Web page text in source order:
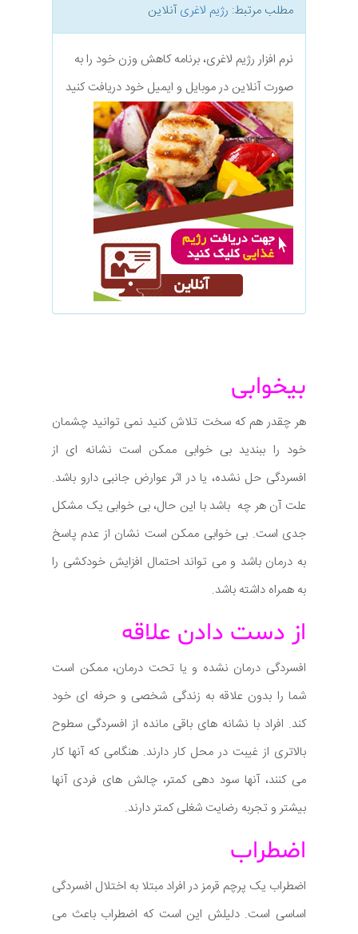
مطلب مرتبط: رژیم لاغریآنلاین
نرم افزار رژیم لاغری، برنامه کاهش وزن خود را به
صورت آنلاین در موبایل و ایمیل خود دریافت کنید
بیخوابی
هر چقدر هم که سخت تلاش کنید نمی توانید چشمان
خود را ببندید بی خوابی ممکن است نشانه ای از
افسردگی حل نشده، یا در اثر عوارض جانبی دارو باشد.
علت آن هر چه باشد با این حال، بی خوابی یک مشکل
جدی است. بی خوابی ممکن است نشان از عدم پاسخ
به درمان باشد و می تواند احتمال افزایش خودکشی را
به همراه داشته باشد.
از دست دادن علاقه
افسردگی درمان نشده و یا تحت درمان، ممکن است
شما را بدون علاقه به زندگی شخصی و حرفه ای خود
کند. افراد با نشانه های باقی مانده از افسردگی سطوح
بالاتری از غیبت در محل کار دارند. هنگامی که آنها کار
می کنند، آنها سود دهی کمتر، چالش های فردی آنها
بیشتر و تجربه رضایت شغلی کمتر دارند.
اضطراب
اضطراب یک پرچم قرمز در افراد مبتلا به اختلال افسردگی
اساسی است. دلیلش این است که اضطراب باعث می